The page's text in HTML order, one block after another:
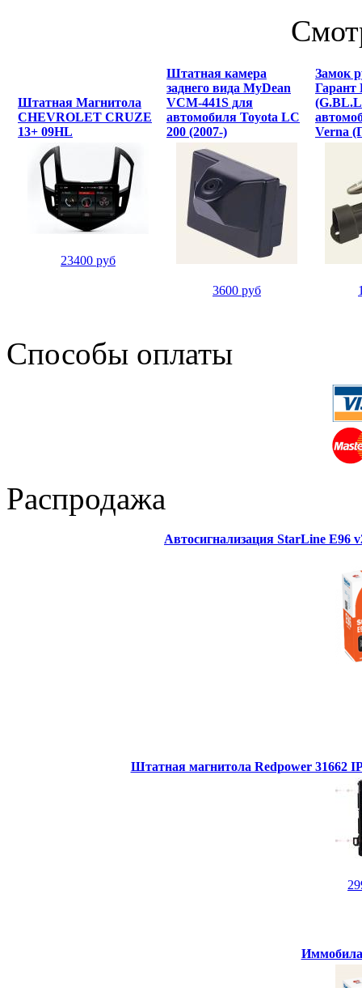
Штатная Магнитола
CHEVROLET CRUZE
13+ 09HL
23400 руб
Штатная камера
заднего вида MyDean
VCM-441S для
автомобиля Toyota LC
200 (2007-)
3600 руб
Замок
Verna
Способы оплаты
Распродажа
Автосигнализация StarLine E96
Штатная магнитола Redpower 31662